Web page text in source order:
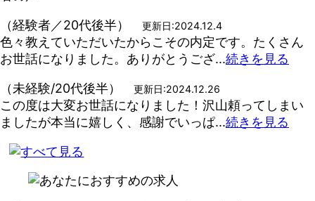
（経験者／20代後半） 更新日:2024.12.4
色々教えていただいたからこその内定です。たくさん
お世話になりました。ありがとうござ...続きを見る
（未経験/20代後半）
更新日:2024.12.26
この度は大変お世話になりました！沢山頼ってしまい
ましたが本当に嬉しく、感謝でいっぱ...続きを見る